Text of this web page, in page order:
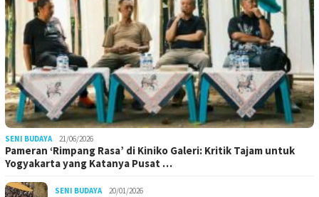
SENI BUDAYA 21/06/2026
Pameran ‘Rimpang Rasa’ di Kiniko Galeri: Kritik Tajam untuk
Yogyakarta yang Katanya Pusat …
SENI BUDAYA 20/01/2026